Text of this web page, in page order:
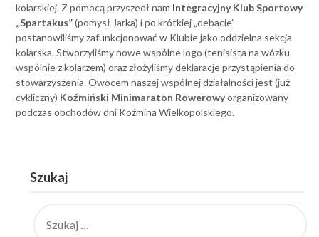
kolarskiej. Z pomocą przyszedł nam Integracyjny Klub Sportowy
„Spartakus”(pomysł Jarka) i po krótkiej „debacie”
postanowiliśmy zafunkcjonować w Klubie jako oddzielna sekcja
kolarska. Stworzyliśmy nowe wspólne logo (tenisista na wózku
wspólnie z kolarzem) oraz złożyliśmy deklaracje przystąpienia do
stowarzyszenia. Owocem naszej wspólnej działalności jest (już
cykliczny) Koźmiński Minimaraton Rowerowyorganizowany
podczas obchodów dni Koźmina Wielkopolskiego.
Szukaj